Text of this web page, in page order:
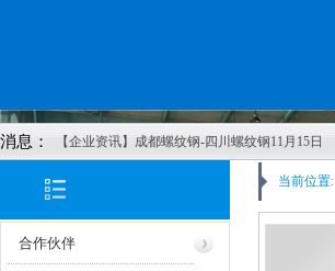
消息：
【企业资讯】成都螺纹钢-四川螺纹钢11月15日
【企业资讯】四川钢材-成都螺纹钢-四川钢轨-
成都轨道-四川方管-成都矩管鑫红鑫2022年11月
8日报价
合作伙伴
当前位置: